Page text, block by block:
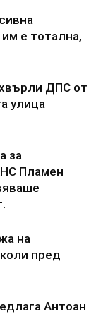
е тотална,
ДПС от
улица
за
Пламен
на
пред
Антоан